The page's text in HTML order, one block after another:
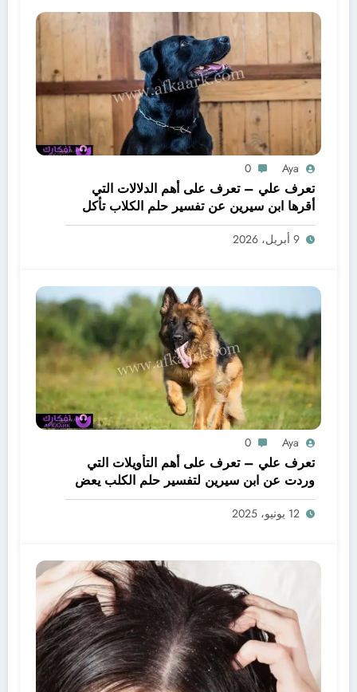
Aya
0
تعرف علي – تعرف على أهم الدلالات التي
أقرها ابن سيرين عن تفسير حلم الكلاب تأكل
لحم – بالتفصيل
9 أبريل، 2026
Aya
0
تعرف علي – تعرف على أهم التأويلات التي
وردت عن ابن سيرين لتفسير حلم الكلب يعض
يدي – بالتفصيل
12 يونيو، 2025